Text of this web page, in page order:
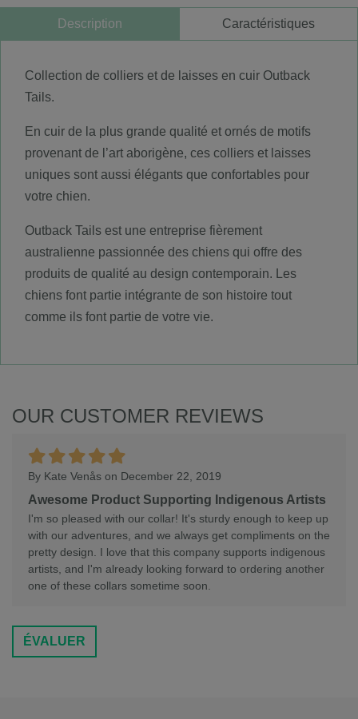
Description Caractéristiques
Collection de colliers et de laisses en cuir Outback
Tails.
En cuir de la plus grande qualité et ornés de motifs
provenant de l’art aborigène, ces colliers et laisses
uniques sont aussi élégants que confortables pour
votre chien.
Outback Tails est une entreprise fièrement
australienne passionnée des chiens qui offre des
produits de qualité au design contemporain. Les
chiens font partie intégrante de son histoire tout
comme ils font partie de votre vie.
OUR CUSTOMER REVIEWS
By Kate Venås on December 22, 2019
Awesome Product Supporting Indigenous Artists
I'm so pleased with our collar! It's sturdy enough to keep up
with our adventures, and we always get compliments on the
pretty design. I love that this company supports indigenous
artists, and I'm already looking forward to ordering another
one of these collars sometime soon.
ÉVALUER